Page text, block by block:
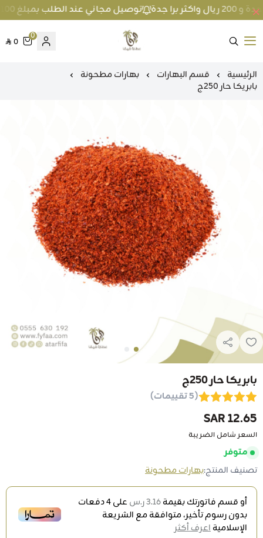
توصيل مجاني عند الطلب بمبلغ 100 ريال واكثر داخل جدة و 200 ريال واكثر برا جدة
متجر عطارة فيفا
0
0
الرئيسية قسم البهارات
بهارات مطحونة
بابريكا حار 250ج
بابريكا حار 250ج
(5 تقييمات)
12.65 SAR
السعر شامل الضريبة
متوفر
تصنيف المنتج:بهارات مطحونة
أو قسم فاتورتك بقيمة3.16 ر.س على4دفعات
بدون رسوم تأخير، متوافقة مع الشريعة
الإسلاميةاعرف أكثر